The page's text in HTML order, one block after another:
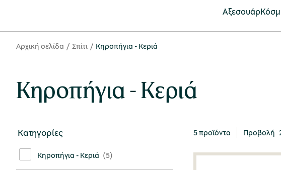
Αξεσουάρ
Αρχική σελίδα Σπίτι Κηροπήγια - Κεριά
Κηροπήγια - Κεριά
Κατηγορίες
Κηροπήγια - Κεριά (5)
5 προϊόντα Προβολή